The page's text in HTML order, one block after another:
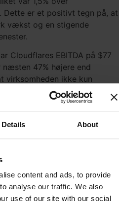
Details About
content and ads, to provide
analyse our traffic. We also
use of our site with our social
Dette er et positivt tegn på, at
vækst og en stigende
Cloudflares EBITDA på $77
47% højere end
virksomheden ikke kun
også effektivt styrer deres
lønsomhed.
var 0,16 dollars, oversteg
hele 62,7%. Dette er en
til at levere værdi til sine
imod resultatet og sendte
om fredagen.